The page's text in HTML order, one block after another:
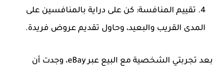
تقييم المنافسة: كن على دراية بالمنافسين على
المدى القريب والبعيد، وحاول تقديم عروض فريدة.
بعد تجربتي الشخصية مع البيع عبر eBay، وجدت أن